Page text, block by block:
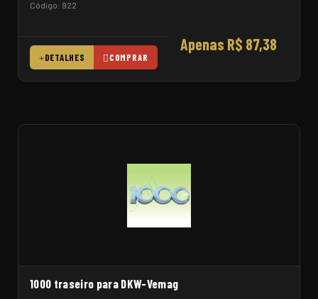
Código: 922
Apenas R$ 87,38
DETALHES COMPRAR
1000 traseiro para DKW-Vemag